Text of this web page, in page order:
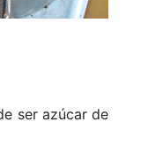
ser azúcar de